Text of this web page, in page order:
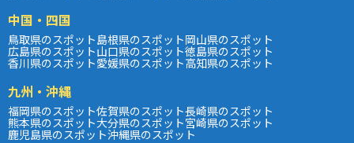
中国・四国
鳥取県のスポット島根県のスポット岡山県のスポット
広島県のスポット山口県のスポット徳島県のスポット
香川県のスポット愛媛県のスポット高知県のスポット
九州・沖縄
福岡県のスポット佐賀県のスポット長崎県のスポット
熊本県のスポット大分県のスポット宮崎県のスポット
鹿児島県のスポット沖縄県のスポット